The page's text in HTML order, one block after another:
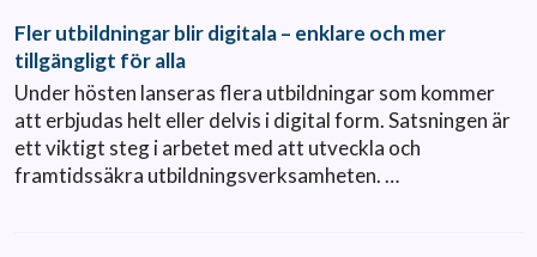
Fler utbildningar blir digitala – enklare och mer
tillgängligt för alla
Under hösten lanseras flera utbildningar som kommer
att erbjudas helt eller delvis i digital form. Satsningen är
ett viktigt steg i arbetet med att utveckla och
framtidssäkra utbildningsverksamheten. …